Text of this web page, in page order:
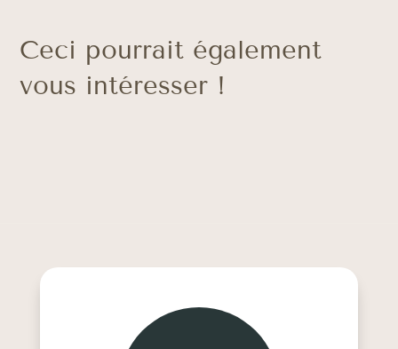
Ceci pourrait également
vous intéresser !